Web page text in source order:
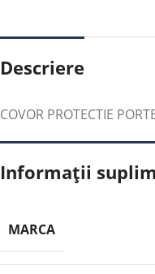
Descriere
COVOR PROTECTIE
Informații
MARCA